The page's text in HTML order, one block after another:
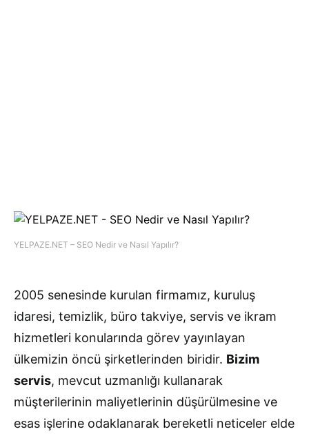
YELPAZE.NET – SEO Nedir ve Nasıl Yapılır?
2005 senesinde kurulan firmamız, kuruluş
idaresi, temizlik, büro takviye, servis ve ikram
hizmetleri konularında görev yayınlayan
ülkemizin öncü şirketlerinden biridir. Bizim
servis, mevcut uzmanlığı kullanarak
müşterilerinin maliyetlerinin düşürülmesine ve
esas işlerine odaklanarak bereketli neticeler elde